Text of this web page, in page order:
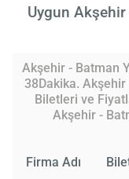
Uygun
Akşehir - Batman
38Dakika. Akşehir
Biletleri ve
Akşehir -
Firma Adı